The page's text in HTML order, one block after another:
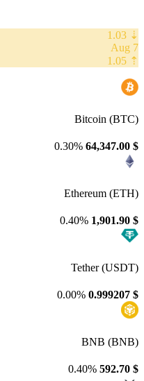
⇣ 1.03
7 Aug
⇡ 1.05
Bitcoin (BTC)
$
64,347.00
0.30%
Ethereum (ETH)
$
1,901.90
0.40%
Tether (USDT)
$
0.999207
0.00%
BNB (BNB)
$
592.70
0.40%